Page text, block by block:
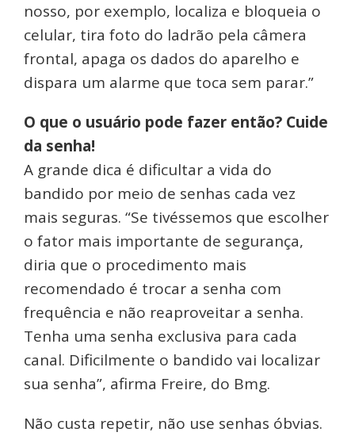
nosso, por exemplo, localiza e bloqueia o
celular, tira foto do ladrão pela câmera
frontal, apaga os dados do aparelho e
dispara um alarme que toca sem parar.”
O que o usuário pode fazer então? Cuide
da senha!
A grande dica é dificultar a vida do
bandido por meio de senhas cada vez
mais seguras. “Se tivéssemos que escolher
o fator mais importante de segurança,
diria que o procedimento mais
recomendado é trocar a senha com
frequência e não reaproveitar a senha.
Tenha uma senha exclusiva para cada
canal. Dificilmente o bandido vai localizar
sua senha”, afirma Freire, do Bmg.
Não custa repetir, não use senhas óbvias.